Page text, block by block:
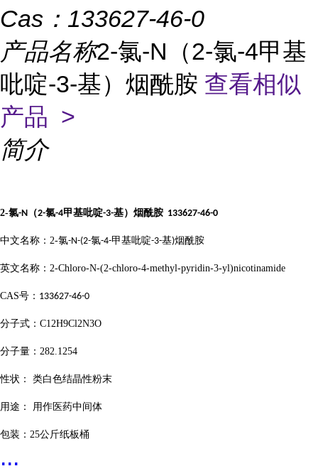
Cas： 133627-46-0
产品名称2-氯-N（2-氯-4甲基
吡啶-3-基）烟酰胺 查看相似
产品 >
简介
2-氯-N （2-氯-4甲基吡啶-3-基）烟酰胺 133627-46-0
中文名称： 2-氯-N-(2-氯-4-甲基吡啶-3-基)烟酰胺
英文名称： 2-Chloro-N-(2-chloro-4-methyl-pyridin-3-yl)nicotinamide
CAS号： 133627-46-0
分子式： C12H9Cl2N3O
分子量： 282.1254
性状： 类白色结晶性粉末
用途： 用作医药中间体
包装： 25公斤纸板桶
...